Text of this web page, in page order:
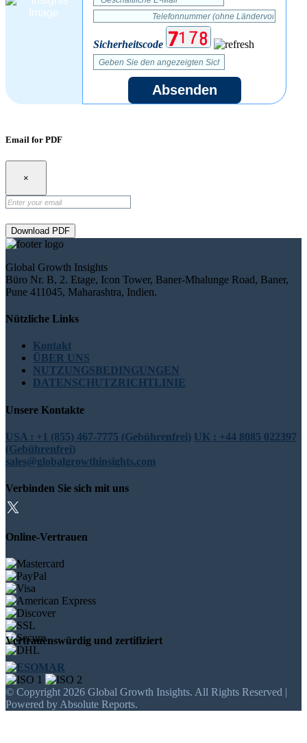
Sicherheitscode
Absenden
Email for PDF
×
Download PDF
Global Growth Insights
Büro Nr. B, 2. Etage, Icon Tower, Baner-Mhalunge Road, Baner,
Pune 411045, Maharashtra, Indien.
Nützliche Links
Kontakt
ÜBER UNS
NUTZUNGSBEDINGUNGEN
DATENSCHUTZRICHTLINIE
Unsere Kontakte
USA : +1 (855) 467-7775 (Gebührenfrei) UK : +44 8085 022397
(Gebührenfrei)
sales@globalgrowthinsights.com
Verbinden Sie sich mit uns
Online-Vertrauen
Vertrauenswürdig und zertifiziert
© Copyright 2026 Global Growth Insights. All Rights Reserved |
Powered by Absolute Reports.